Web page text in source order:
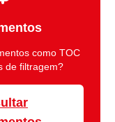
como TOC
de filtragem?